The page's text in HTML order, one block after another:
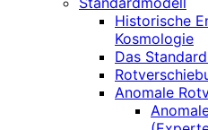
Historische
Kosmologie
Das
Anomale